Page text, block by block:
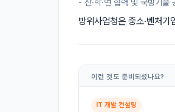
- 산·학·연 협력 및 국방기술
방위사업청은 중소·벤처
이런 것도 준비되셨나요?
IT 개발 컨설팅